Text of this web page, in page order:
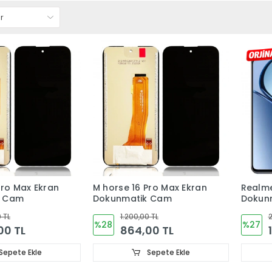
Max Ekran
TL
TL
Ekle
M horse 16 Pro Max Ekran
Dokunmatik Cam
%28
1.200,00 TL
864,00 TL
Sepete Ekle
%27